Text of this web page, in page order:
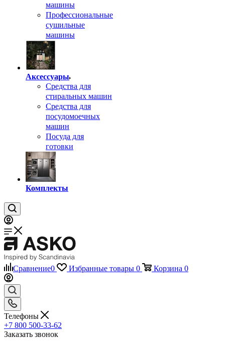
машины
Профессиональные
сушильные
машины
Аксессуары
Средства для
стиральных машин
Средства для
посудомоечных
машин
Посуда для
готовки
Комплекты
Сравнение0 Избранные товары 0 Корзина 0
Телефоны
+7 800 500-33-62
Заказать звонок